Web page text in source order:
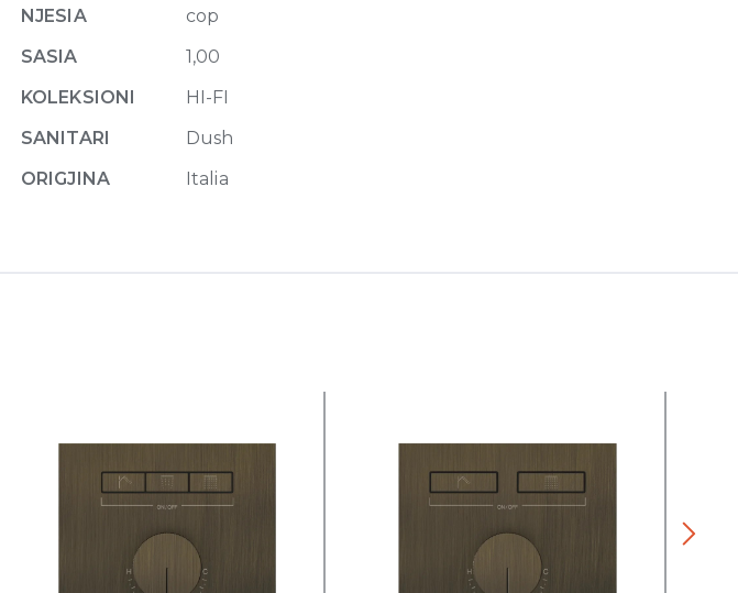
NJESIA
cop
SASIA
1,00
KOLEKSIONI
HI-FI
SANITARI
Dush
ORIGJINA
Italia